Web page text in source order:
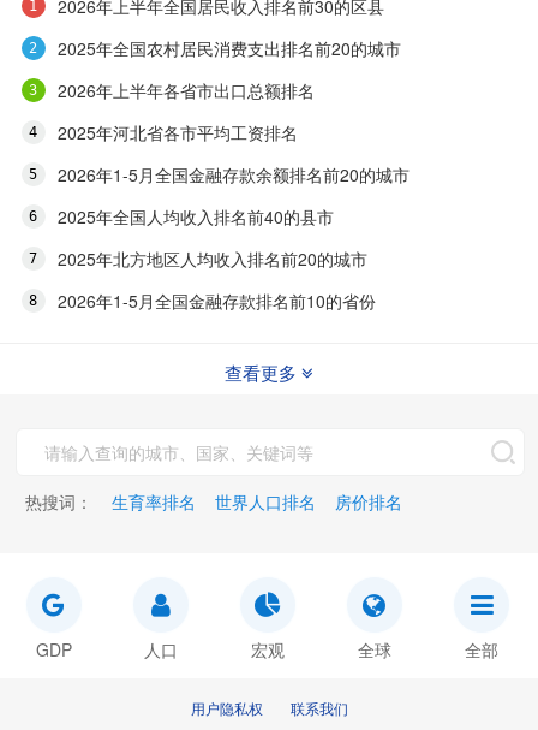
2026年上半年全国居民收入排名前30的区县
2025年全国农村居民消费支出排名前20的城市
2026年上半年各省市出口总额排名
2025年河北省各市平均工资排名
2026年1-5月全国金融存款余额排名前20的城市
2025年全国人均收入排名前40的县市
2025年北方地区人均收入排名前20的城市
2026年1-5月全国金融存款排名前10的省份
查看更多
热搜词： 生育率排名 世界人口排名 房价排名
GDP 人口 宏观 全球 全部
用户隐私权
联系我们